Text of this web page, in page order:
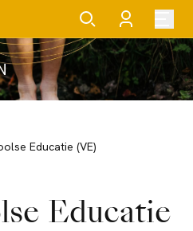
Educatie (VE)
Educatie